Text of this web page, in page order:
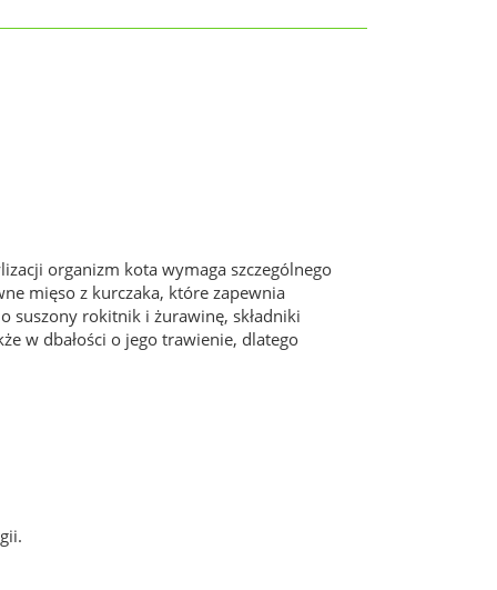
organizm kota wymaga szczególnego
mięso z kurczaka, które zapewnia
suszony rokitnik i żurawinę, składniki
w dbałości o jego trawienie, dlatego